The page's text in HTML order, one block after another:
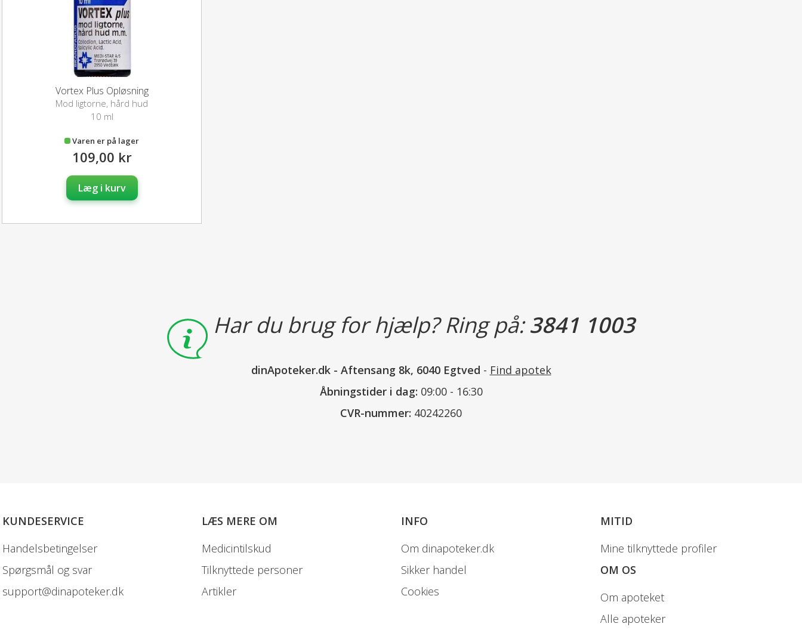
Vortex Plus Opløsning
Mod ligtorne, hård hud
10 ml
Varen er på lager
109,00 kr
Læg i kurv
Har du brug for hjælp? Ring på:3841 1003
dinApoteker.dk- Aftensang 8k, 6040 Egtved - Find apotek
Åbningstider i dag: 09:00 - 16:30
CVR-nummer: 40242260
KUNDESERVICE
Handelsbetingelser
Spørgsmål og svar
support@dinapoteker.dk
LÆS MERE OM
Medicintilskud
Tilknyttede personer
Artikler
INFO
Om dinapoteker.dk
Sikker handel
Cookies
MITID
Mine tilknyttede profiler
OM OS
Om apoteket
Alle apoteker